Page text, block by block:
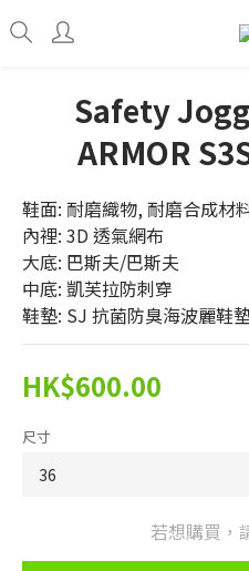
Safety
ARMOR
鞋面: 耐磨織物, 耐磨合成材
內裡: 3D 透氣網布
大底: 巴斯夫/巴斯夫
中底: 凱芙拉防刺穿
鞋墊: SJ 抗菌防臭海波麗鞋
HK$600.00
尺寸
若想購買，